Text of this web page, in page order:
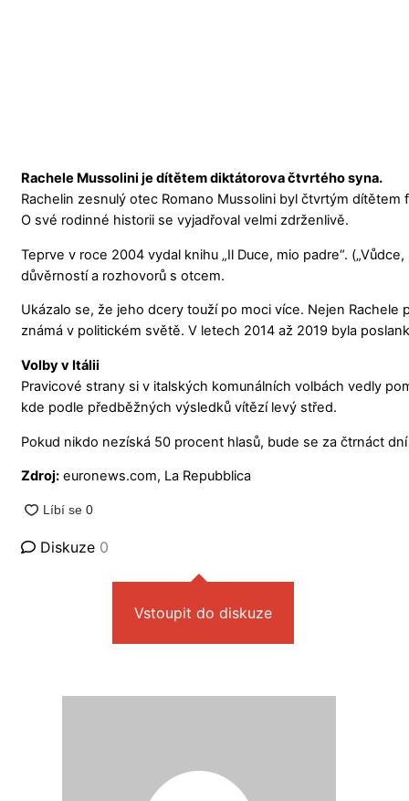
Rachele Mussolini je dítětem diktátorova čtvrtého syna.
Rachelin zesnulý otec Romano Mussolini byl čtvrtým
O své rodinné historii se vyjadřoval velmi zdrženlivě.
Teprve v roce 2004 vydal knihu „Il Duce, mio padre“.
důvěrností a rozhovorů s otcem.
Ukázalo se, že jeho dcery touží po moci více. Nejen
známá v politickém světě. V letech 2014 až 2019 byla
Volby v Itálii
Pravicové strany si v italských komunálních volbách vedly
kde podle předběžných výsledků vítězí levý střed.
Pokud nikdo nezíská 50 procent hlasů, bude se za čtrnáct
Zdroj: euronews.com, La Repubblica
Diskuze 0
Vstoupit do diskuze